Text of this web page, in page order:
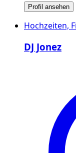
Profil ansehen
Hochzeiten,
DJ Jonez